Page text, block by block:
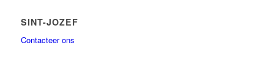
SINT-JOZEF
Contacteer ons